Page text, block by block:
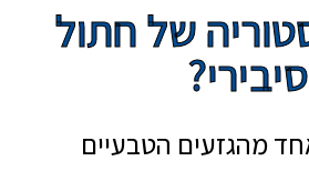
של חתול
סיבירי?
מהגזעים הטבעיים